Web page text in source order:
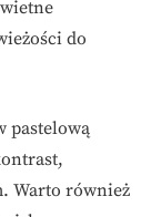
do
pastelową
Warto również